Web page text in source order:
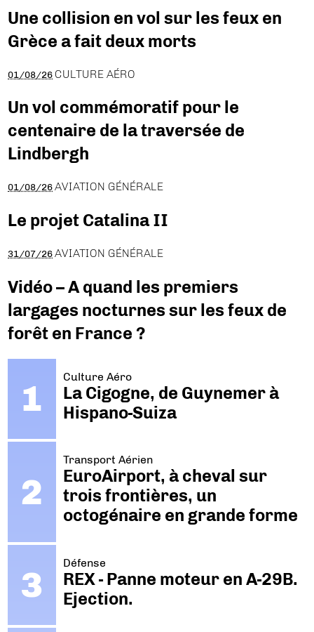
Une collision en vol sur les feux en
Grèce a fait deux morts
01/08/26 CULTURE AÉRO
Un vol commémoratif pour le
centenaire de la traversée de
Lindbergh
01/08/26 AVIATION GÉNÉRALE
Le projet Catalina II
31/07/26 AVIATION GÉNÉRALE
Vidéo – A quand les premiers
largages nocturnes sur les feux de
forêt en France ?
Culture Aéro
La Cigogne, de Guynemer à
Hispano-Suiza
Transport Aérien
EuroAirport, à cheval sur
trois frontières, un
octogénaire en grande forme
Défense
REX - Panne moteur en A-29B.
Ejection.